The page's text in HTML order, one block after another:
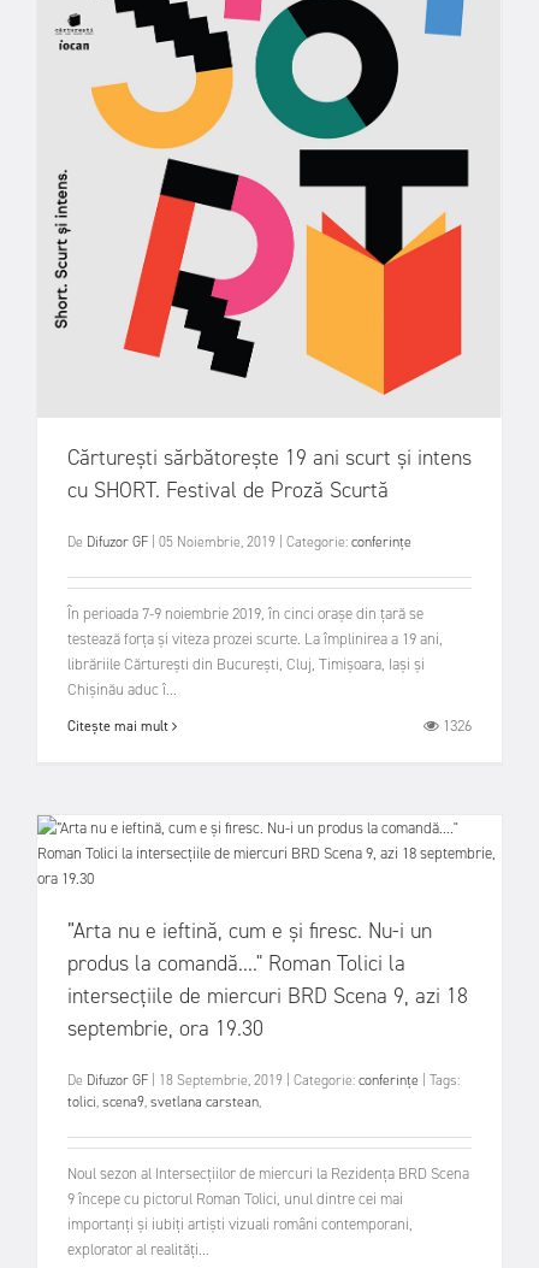
Cărturești sărbătorește 19 ani scurt și intens
cu SHORT. Festival de Proză Scurtă
De Difuzor GF 05 Noiembrie, 2019 Categorie:conferințe
În perioada 7-9 noiembrie 2019, în cinci orașe din țară se
testează forța și viteza prozei scurte. La împlinirea a 19 ani,
librăriile Cărturești din București, Cluj, Timișoara, Iași și
Chișinău aduc î...
Citește mai mult 1326
”Arta nu e ieftină, cum e și firesc. Nu-i un
produs la comandă...." Roman Tolici la
intersecțiile de miercuri BRD Scena 9, azi 18
septembrie, ora 19.30
De Difuzor GF 18 Septembrie, 2019 Categorie:conferințe
Tags:
tolici,scena9,svetlana carstean,
Noul sezon al Intersecțiilor de miercuri la Rezidența BRD Scena
9 începe cu pictorul Roman Tolici, unul dintre cei mai
importanți și iubiți artiști vizuali români contemporani,
explorator al realități...